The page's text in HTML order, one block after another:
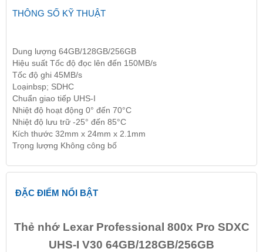
THÔNG SỐ KỸ THUẬT
Dung lượng 64GB/128GB/256GB
Hiệu suất Tốc độ đọc lên đến 150MB/s
Tốc độ ghi 45MB/s
Loạinbsp; SDHC
Chuẩn giao tiếp UHS-I
Nhiệt độ hoạt động 0° đến 70°C
Nhiệt độ lưu trữ -25° đến 85°C
Kích thước 32mm x 24mm x 2.1mm
Trọng lượng Không công bố
ĐẶC ĐIỂM NỔI BẬT
Thẻ nhớ Lexar Professional 800x Pro SDXC
UHS-I V30 64GB/128GB/256GB